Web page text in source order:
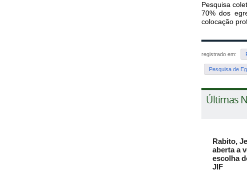
Pesquisa
70% dos
colocação
registrado em:
Pesquisa de
Últimas
Rabito,
aberta a
escolha
JIF